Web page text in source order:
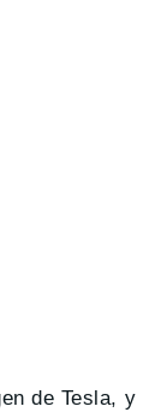
de Tesla, y